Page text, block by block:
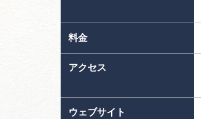
料金
アクセス
ウェブサイト